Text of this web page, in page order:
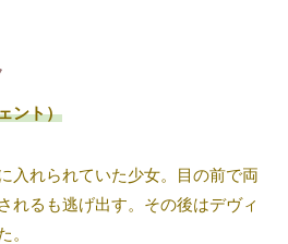
ント）
入れられていた少女。目の前で両
れるも逃げ出す。その後はデヴィ
。